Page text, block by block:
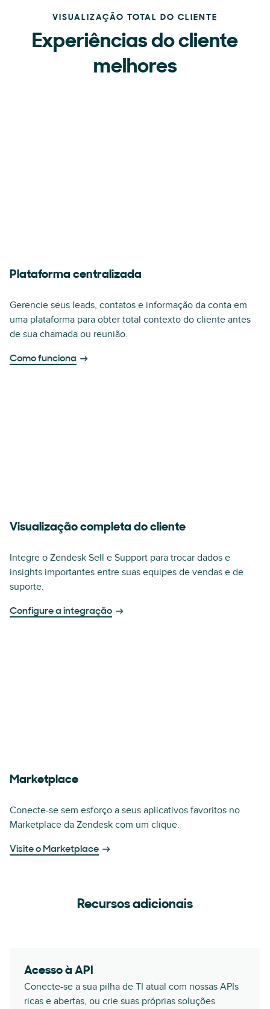
VISUALIZAÇÃO TOTAL DO CLIENTE
Experiências do cliente
melhores
Plataforma centralizada
Gerencie seus leads, contatos e informação da conta em
uma plataforma para obter total contexto do cliente antes
de sua chamada ou reunião.
Como funciona
Visualização completa do cliente
Integre o Zendesk Sell e Support para trocar dados e
insights importantes entre suas equipes de vendas e de
suporte.
Configure a integração
Marketplace
Conecte-se sem esforço a seus aplicativos favoritos no
Marketplace da Zendesk com um clique.
Visite o Marketplace
Recursos adicionais
Acesso à API
Conecte-se a sua pilha de TI atual com nossas APIs
ricas e abertas, ou crie suas próprias soluções